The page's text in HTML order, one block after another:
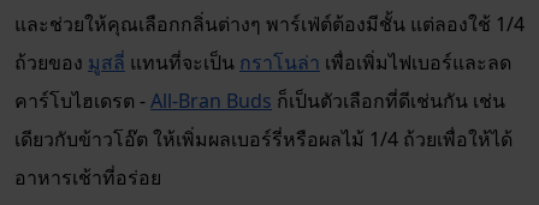
และช่วยให้คุณเลือกกลิ่นต่างๆ พาร์เฟ่ต์ต้องมีชั้น แต่ลองใช้ 1/4
ถ้วยของ มูสลี่ แทนที่จะเป็น กราโนล่า เพื่อเพิ่มไฟเบอร์และลด
คาร์โบไฮเดรต -All-Bran Buds ก็เป็นตัวเลือกที่ดีเช่นกัน เช่น
เดียวกับข้าวโอ๊ต ให้เพิ่มผลเบอร์รี่หรือผลไม้ 1/4 ถ้วยเพื่อให้ได้
อาหารเช้าที่อร่อย